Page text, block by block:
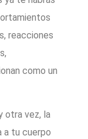
reacciones
como un
otra vez, la
a tu cuerpo